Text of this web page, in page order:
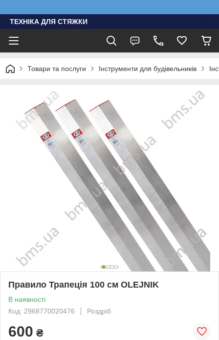
ТЕХНІКА ДЛЯ СТЯЖКИ
Товари та послуги Інструменти для будівельників
Правило Трапеція 100 см OLEJNIK
В наявності
Код: 2968770020476
Роздріб
600 ₴